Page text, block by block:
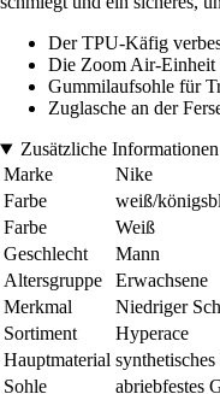
Der TPU-Käfig
Die Zoom Air-Einheit
Gummilaufsohle für
Zuglasche an der
Zusätzliche Informationen
Marke
Nike
Farbe
weiß/
Farbe
Weiß
Geschlecht
Mann
Altersgruppe
Erwachsene
Merkmal
Niedriger
Sortiment
Hyperace
Hauptmaterial
Sohle
abriebfestes